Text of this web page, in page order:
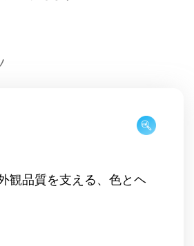
観品質を支える、色とヘ